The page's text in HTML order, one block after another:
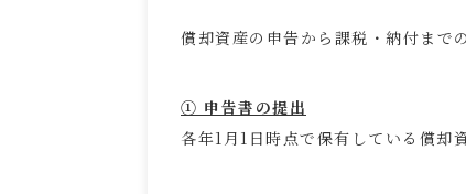
償却資産の申告から課税・納付まで
① 申告書の提出
各年1月1日時点で保有している償却